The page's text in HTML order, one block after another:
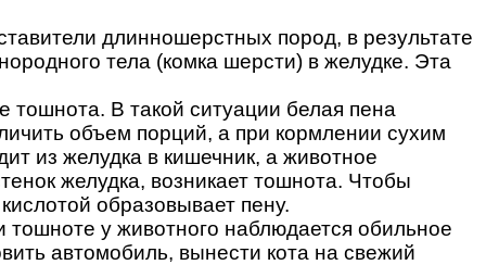
длинношерстных пород, в результате
тела (комка шерсти) в желудке. Эта
тошнота. В такой ситуации белая пена
объем порций, а при кормлении сухим
из желудка в кишечник, а животное
желудка, возникает тошнота. Чтобы
образовывает пену.
у животного наблюдается обильное
автомобиль, вынести кота на свежий